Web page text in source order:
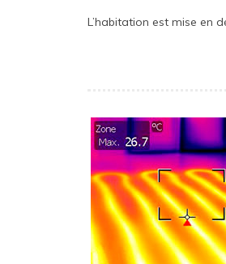
L’habitation est mise en